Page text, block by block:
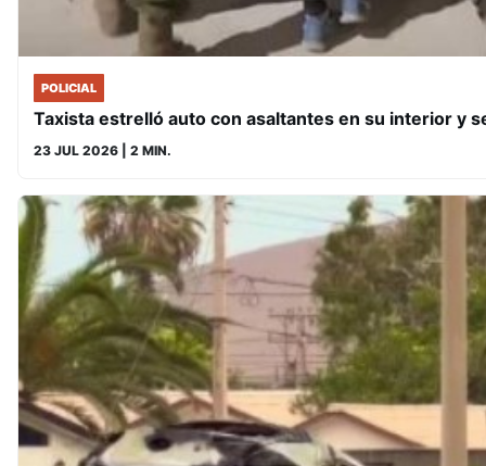
POLICIAL
Taxista estrelló auto con asaltantes en su interior y
23 JUL 2026 | 2 MIN.